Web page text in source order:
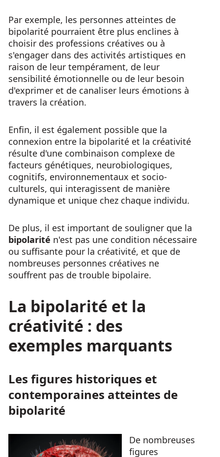
Par exemple, les personnes atteintes de
bipolarité pourraient être plus enclines à
choisir des professions créatives ou à
s'engager dans des activités artistiques en
raison de leur tempérament, de leur
sensibilité émotionnelle ou de leur besoin
d'exprimer et de canaliser leurs émotions à
travers la création.
Enfin, il est également possible que la
connexion entre la bipolarité et la créativité
résulte d'une combinaison complexe de
facteurs génétiques, neurobiologiques,
cognitifs, environnementaux et socio-
culturels, qui interagissent de manière
dynamique et unique chez chaque individu.
De plus, il est important de souligner que la
bipolarité n'est pas une condition nécessaire
ou suffisante pour la créativité, et que de
nombreuses personnes créatives ne
souffrent pas de trouble bipolaire.
La bipolarité et la
créativité : des
exemples marquants
Les figures historiques et
contemporaines atteintes de
bipolarité
De nombreuses
figures